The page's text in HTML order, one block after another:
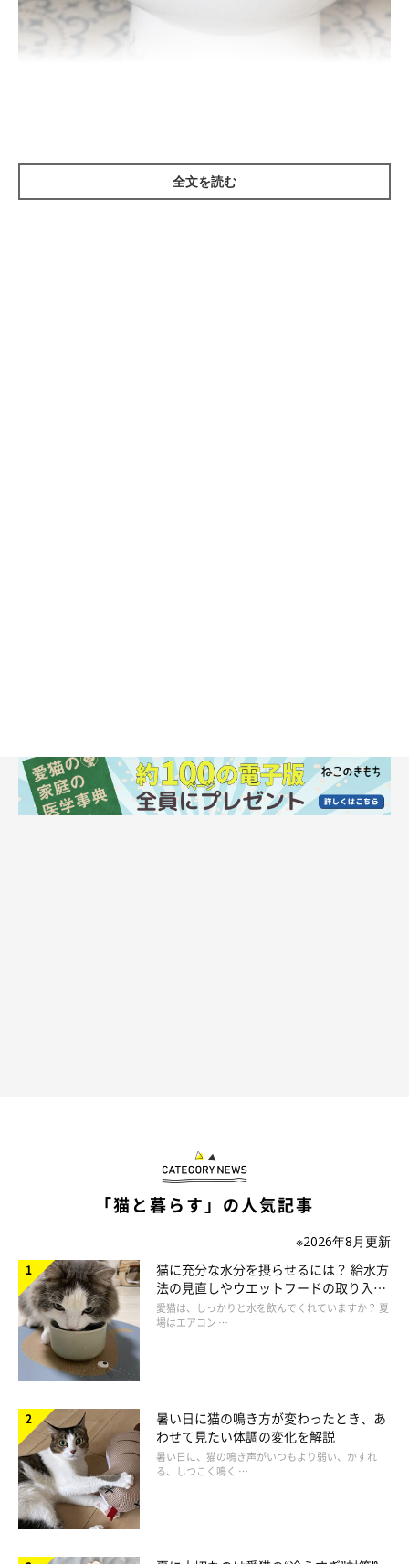
ねこのきもち投稿写真ギャラリー
杏都ちゃんと、５匹の子猫ちゃんたちです。使用しているのは猫
壱のおやつ皿。みんな同じ姿勢で横一列に並び、一心不乱にお食
美味しくてペロリ
全文を読む
「猫と暮らす」の人気記事
※2026年8月更新
猫に充分な水分を摂らせるには？ 給水方
法の見直しやウエットフードの取り入れ
方を解説
愛猫は、しっかりと水を飲んでくれていますか？ 夏
場はエアコン …
暑い日に猫の鳴き方が変わったとき、あ
わせて見たい体調の変化を解説
暑い日に、猫の鳴き声がいつもより弱い、かすれ
る、しつこく鳴く …